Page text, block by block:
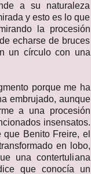
a su naturaleza
y esto es lo que
la procesión
echarse de bruces
un círculo con una
porque me ha
embrujado, aunque
a una procesión
insensatos.
Benito Freire, el
en lobo,
una contertuliana
que conocía un